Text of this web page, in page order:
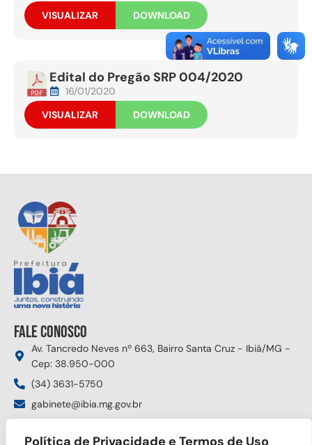
Política de Privacidade e Termos de Uso
VISUALIZAR
DOWNLOAD
Edital do Pregão SRP 004/2020
16/01/2020
VISUALIZAR
DOWNLOAD
Fale conosco
Av. Tancredo Neves nº 663, Bairro Santa Cruz - Ibiá/MG -
Cep: 38.950-000
(34) 3631-5750
gabinete@ibia.mg.gov.br